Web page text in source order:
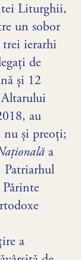
Liturghii,
un sobor
ierarhi
de
și 12
au
și preoți;
a
Patriarhul
a